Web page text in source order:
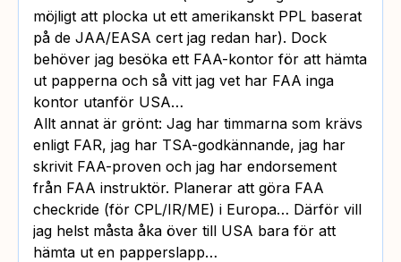
möjligt att plocka ut ett amerikanskt PPL baserat
på de JAA/EASA cert jag redan har). Dock
behöver jag besöka ett FAA-kontor för att hämta
ut papperna och så vitt jag vet har FAA inga
kontor utanför USA…
Allt annat är grönt: Jag har timmarna som krävs
enligt FAR, jag har TSA-godkännande, jag har
skrivit FAA-proven och jag har endorsement
från FAA instruktör. Planerar att göra FAA
checkride (för CPL/IR/ME) i Europa… Därför vill
jag helst måsta åka över till USA bara för att
hämta ut en papperslapp…